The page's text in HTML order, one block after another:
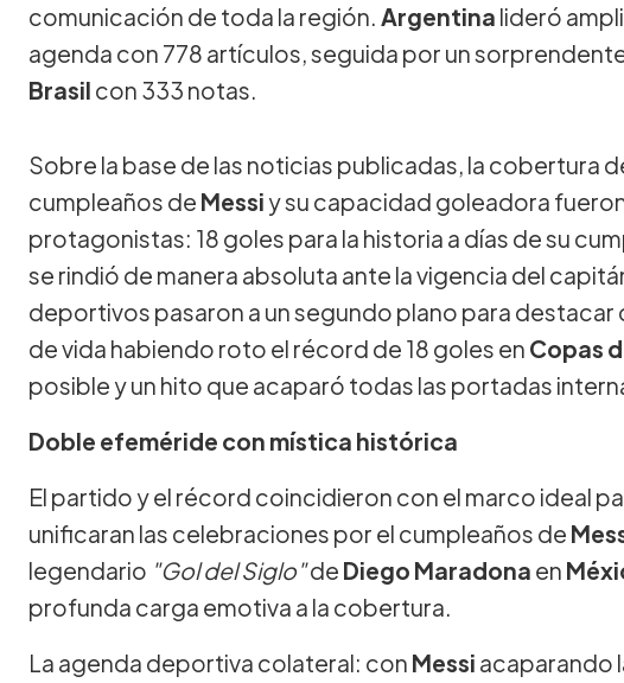
comunicación de toda la región. Argentina lideró
agenda con 778 artículos, seguida por un
Brasil con 333 notas.
Sobre la base de las noticias publicadas, la cobertura
cumpleaños de Messi y su capacidad goleadora
protagonistas: 18 goles para la historia a días de su
se rindió de manera absoluta ante la vigencia del
deportivos pasaron a un segundo plano para destacar
de vida habiendo roto el récord de 18 goles en Copas
posible y un hito que acaparó todas las portadas
Doble efeméride con mística histórica
El partido y el récord coincidieron con el marco ideal
unificaran las celebraciones por el cumpleaños de
legendario "Gol del Siglo"de Diego Maradona en
profunda carga emotiva a la cobertura.
La agenda deportiva colateral: con Messi acaparando